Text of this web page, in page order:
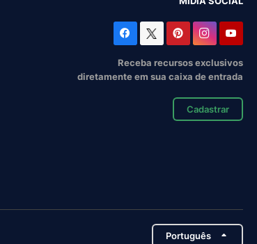
Receba recursos exclusivos
diretamente em sua caixa de entrada
Cadastrar
Português